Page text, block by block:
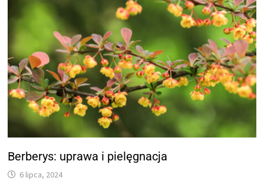
Berberys: uprawa i pielęgnacja
6 lipca, 2024